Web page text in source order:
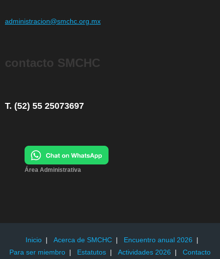
administracion@smchc.org.mx
contacto SMCHC
T. (52) 55 25073697
Área Administrativa
Inicio Acerca de SMCHC
Encuentro anual 2026
Para ser miembro
Estatutos Actividades 2026 Contacto